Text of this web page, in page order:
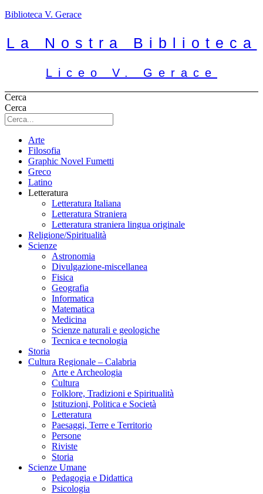
Biblioteca V. Gerace
La Nostra Biblioteca
Liceo V. Gerace
Cerca
Cerca
Arte
Filosofia
Graphic Novel Fumetti
Greco
Latino
Letteratura
Letteratura Italiana
Letteratura Straniera
Letteratura straniera lingua originale
Religione/Spiritualità
Scienze
Astronomia
Divulgazione-miscellanea
Fisica
Geografia
Informatica
Matematica
Medicina
Scienze naturali e geologiche
Tecnica e tecnologia
Storia
Cultura Regionale – Calabria
Arte e Archeologia
Cultura
Folklore, Tradizioni e Spiritualità
Istituzioni, Politica e Società
Letteratura
Paesaggi, Terre e Territorio
Persone
Riviste
Storia
Scienze Umane
Pedagogia e Didattica
Psicologia